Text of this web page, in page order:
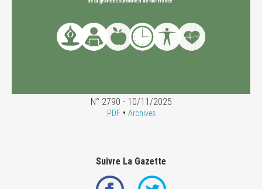
N° 2790 - 10/11/2025
PDF• Archives
Suivre La Gazette